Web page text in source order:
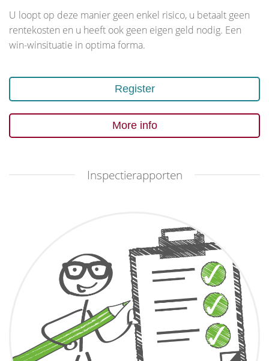
U loopt op deze manier geen enkel risico, u betaalt geen
rentekosten en u heeft ook geen eigen geld nodig. Een
win-winsituatie in optima forma.
Register
More info
Inspectierapporten